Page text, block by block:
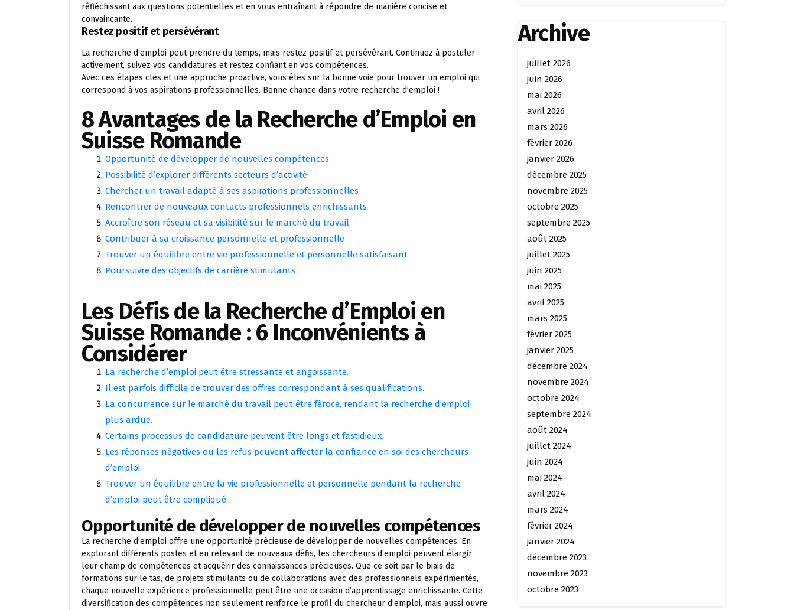
réfléchissant aux questions potentielles et en vous entraînant à répondre de manière concise et
convaincante.
Restez positif et persévérant
La recherche d’emploi peut prendre du temps, mais restez positif et persévérant. Continuez à postuler
activement, suivez vos candidatures et restez confiant en vos compétences.
Avec ces étapes clés et une approche proactive, vous êtes sur la bonne voie pour trouver un emploi qui
correspond à vos aspirations professionnelles. Bonne chance dans votre recherche d’emploi !
8 Avantages de la Recherche d’Emploi en
Suisse Romande
Opportunité de développer de nouvelles compétences
Possibilité d’explorer différents secteurs d’activité
Chercher un travail adapté à ses aspirations professionnelles
Rencontrer de nouveaux contacts professionnels enrichissants
Accroître son réseau et sa visibilité sur le marché du travail
Contribuer à sa croissance personnelle et professionnelle
Trouver un équilibre entre vie professionnelle et personnelle satisfaisant
Poursuivre des objectifs de carrière stimulants
Les Défis de la Recherche d’Emploi en
Suisse Romande : 6 Inconvénients à
Considérer
La recherche d’emploi peut être stressante et angoissante.
Il est parfois difficile de trouver des offres correspondant à ses qualifications.
La concurrence sur le marché du travail peut être féroce, rendant la recherche d’emploi
plus ardue.
Certains processus de candidature peuvent être longs et fastidieux.
Les réponses négatives ou les refus peuvent affecter la confiance en soi des chercheurs
d’emploi.
Trouver un équilibre entre la vie professionnelle et personnelle pendant la recherche
d’emploi peut être compliqué.
Opportunité de développer de nouvelles compétences
La recherche d’emploi offre une opportunité précieuse de développer de nouvelles compétences. En
explorant différents postes et en relevant de nouveaux défis, les chercheurs d’emploi peuvent élargir
leur champ de compétences et acquérir des connaissances précieuses. Que ce soit par le biais de
formations sur le tas, de projets stimulants ou de collaborations avec des professionnels expérimentés,
chaque nouvelle expérience professionnelle peut être une occasion d’apprentissage enrichissante. Cette
diversification des compétences non seulement renforce le profil du chercheur d’emploi, mais aussi ouvre
Archive
juillet 2026
juin 2026
mai 2026
avril 2026
mars 2026
février 2026
janvier 2026
décembre 2025
novembre 2025
octobre 2025
septembre 2025
août 2025
juillet 2025
juin 2025
mai 2025
avril 2025
mars 2025
février 2025
janvier 2025
décembre 2024
novembre 2024
octobre 2024
septembre 2024
août 2024
juillet 2024
juin 2024
mai 2024
avril 2024
mars 2024
février 2024
janvier 2024
décembre 2023
novembre 2023
octobre 2023